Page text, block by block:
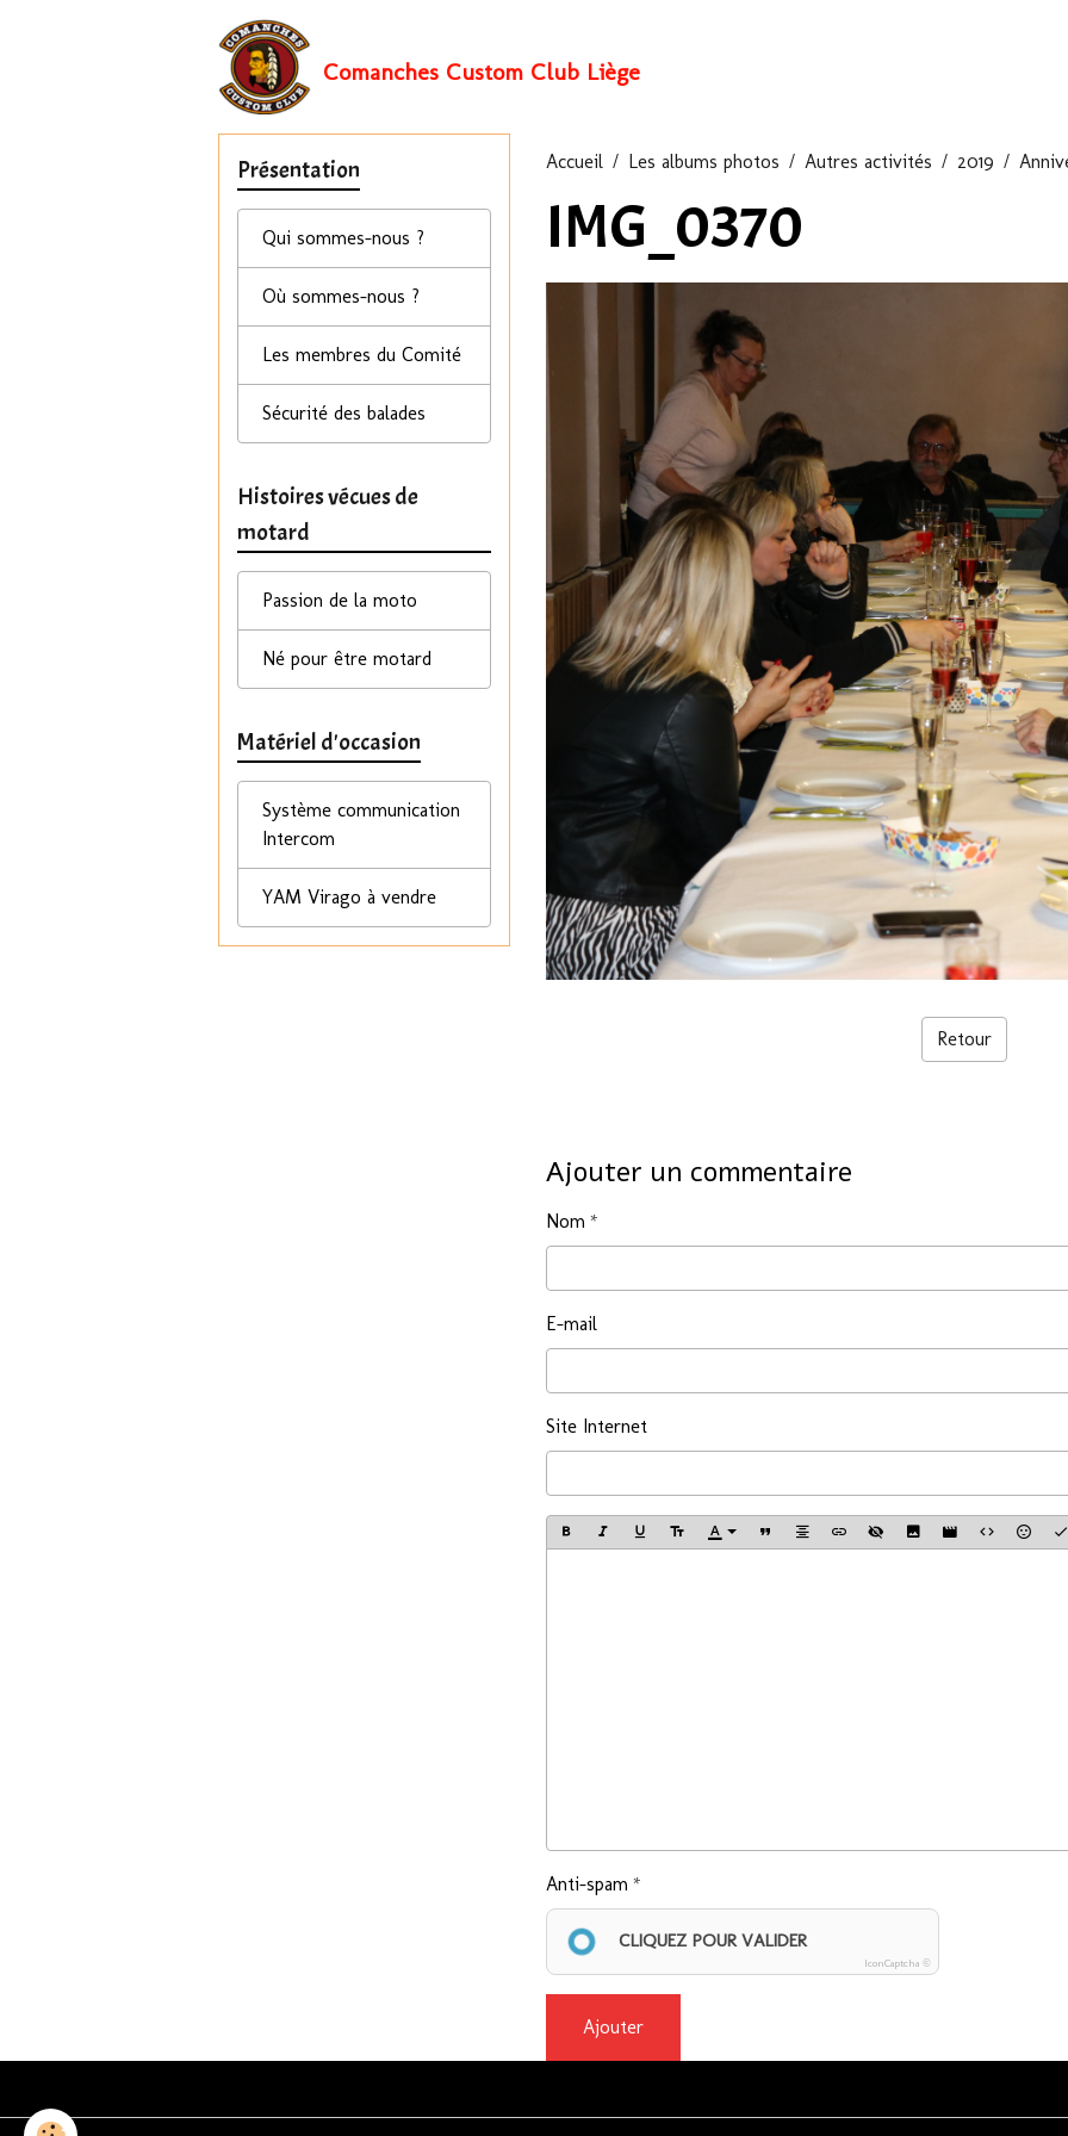
Comanches Custom Club Liège
Accueil Les albums photos Autres activités 2019
IMG_0370
Retour
Ajouter un commentaire
Nom
E-mail
Site Internet
Anti-spam
CLIQUEZ POUR VALIDER
IconCaptcha ©
Ajouter
Présentation
Qui sommes-nous ?
Où sommes-nous ?
Les membres du Comité
Sécurité des balades
Histoires vécues de
motard
Passion de la moto
Né pour être motard
Matériel d'occasion
Système communication
Intercom
YAM Virago à vendre